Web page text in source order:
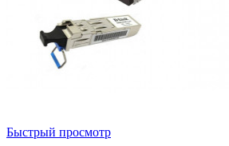
Быстрый просмотр